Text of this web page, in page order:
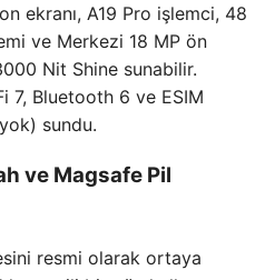
ekranı, A19 Pro işlemci, 48
ve Merkezi 18 MP ön
Nit Shine sunabilir.
7, Bluetooth 6 ve ESIM
sundu.
ve Magsafe Pil
resmi olarak ortaya